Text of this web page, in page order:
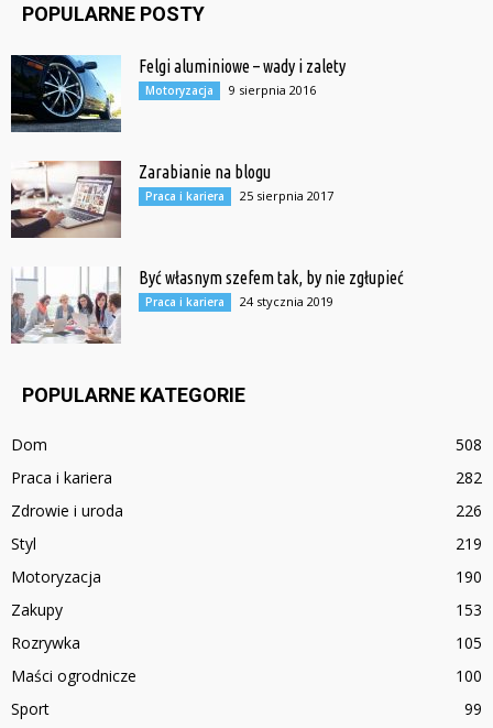
POPULARNE POSTY
Felgi aluminiowe – wady i zalety
Motoryzacja 9 sierpnia 2016
Zarabianie na blogu
Praca i kariera 25 sierpnia 2017
Być własnym szefem tak, by nie zgłupieć
Praca i kariera 24 stycznia 2019
POPULARNE KATEGORIE
Dom
508
Praca i kariera
282
Zdrowie i uroda
226
Styl
219
Motoryzacja
190
Zakupy
153
Rozrywka
105
Maści ogrodnicze
100
Sport
99